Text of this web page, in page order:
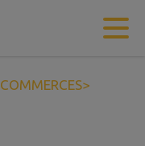
COMMERCES>